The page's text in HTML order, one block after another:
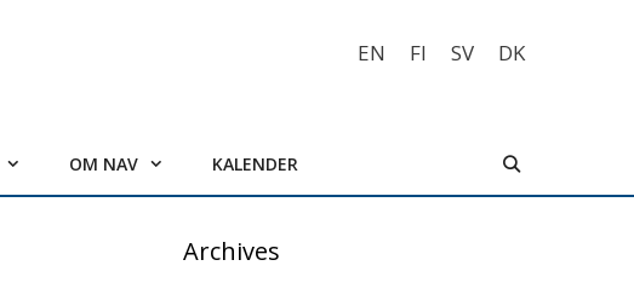
EN FI SV DK
OM NAV KALENDER
Archives